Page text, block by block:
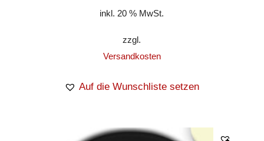
inkl. 20 % MwSt.
zzgl.
Versandkosten
Auf die Wunschliste setzen